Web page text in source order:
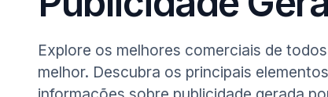
Explore os melhores comerciais de
melhor. Descubra os principais